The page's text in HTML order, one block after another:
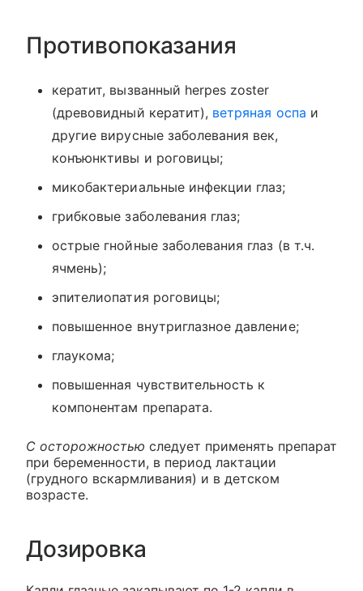
Противопоказания
кератит, вызванный herpes zoster
(древовидный кератит), ветряная оспа и
другие вирусные заболевания век,
конъюнктивы и роговицы;
микобактериальные инфекции глаз;
грибковые заболевания глаз;
острые гнойные заболевания глаз (в т.ч.
ячмень);
эпителиопатия роговицы;
повышенное внутриглазное давление;
глаукома;
повышенная чувствительность к
компонентам препарата.
C осторожностью следует применять препарат
при беременности, в период лактации
(грудного вскармливания) и в детском
возрасте.
Дозировка